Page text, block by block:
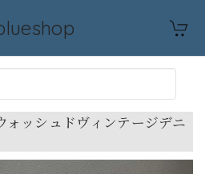
ォッシュドヴィンテージデニ